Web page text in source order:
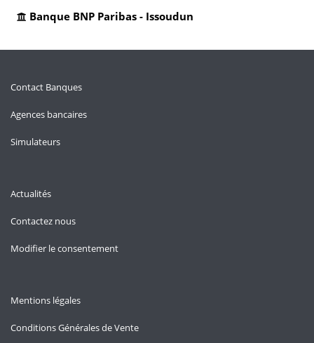
Banque BNP Paribas - Issoudun
Contact Banques
Agences bancaires
Simulateurs
Actualités
Contactez nous
Modifier le consentement
Mentions légales
Conditions Générales de Vente